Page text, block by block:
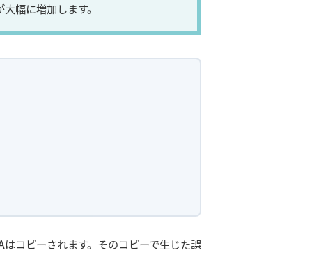
幅に増加します。
コピーされます。そのコピーで生じた誤